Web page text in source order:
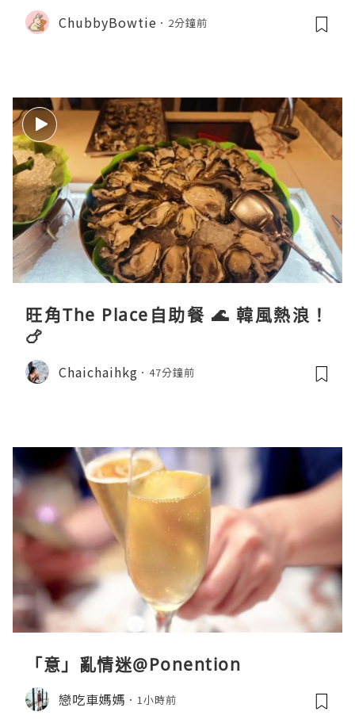
ChubbyBowtie 2分鐘前
旺角The Place自助餐 🌊 韓風熱浪！
🍗
Chaichaihkg 47分鐘前
「意」亂情迷@Ponention
戀吃車媽媽 1小時前